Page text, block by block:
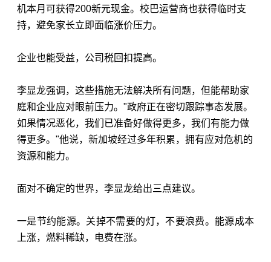
机本月可获得200新元现金。校巴运营商也获得临时支
持，避免家长立即面临涨价压力。
企业也能受益，公司税回扣提高。
李显龙强调，这些措施无法解决所有问题，但能帮助家
庭和企业应对眼前压力。"政府正在密切跟踪事态发展。
如果情况恶化，我们已准备好做得更多，我们有能力做
得更多。"他说，新加坡经过多年积累，拥有应对危机的
资源和能力。
面对不确定的世界，李显龙给出三点建议。
一是节约能源。关掉不需要的灯，不要浪费。能源成本
上涨，燃料稀缺，电费在涨。